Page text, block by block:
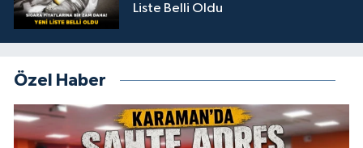
Liste Belli Oldu
Özel Haber